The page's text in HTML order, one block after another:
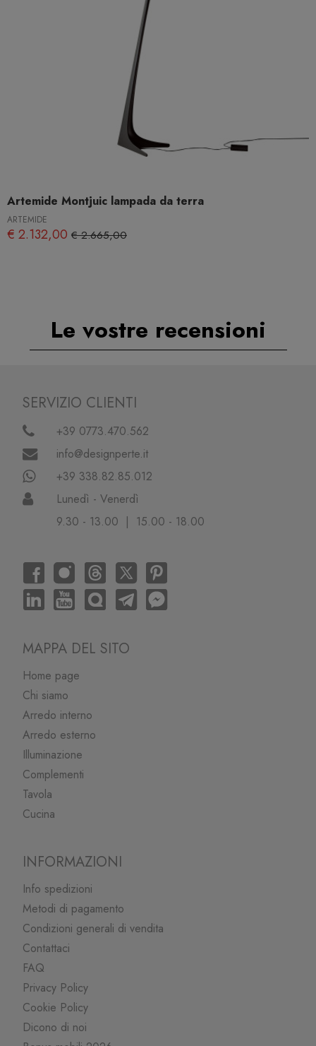
Artemide Montjuic lampada da terra
ARTEMIDE
€ 2.132,00 € 2.665,00
Le vostre recensioni
SERVIZIO CLIENTI
+39 0773.470.562
info@designperte.it
+39 338.82.85.012
Lunedì - Venerdì
9.30 - 13.00 | 15.00 - 18.00
MAPPA DEL SITO
Home page
Chi siamo
Arredo interno
Arredo esterno
Illuminazione
Complementi
Tavola
Cucina
INFORMAZIONI
Info spedizioni
Metodi di pagamento
Condizioni generali di vendita
Contattaci
FAQ
Privacy Policy
Cookie Policy
Dicono di noi